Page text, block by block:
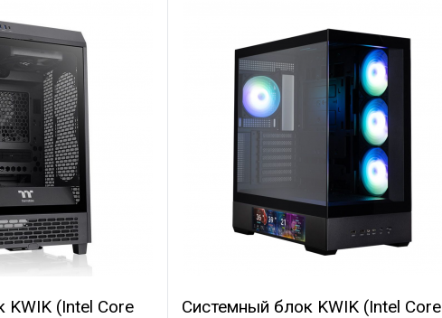
KWIK (Intel Core
Системный блок KWIK (Intel Core